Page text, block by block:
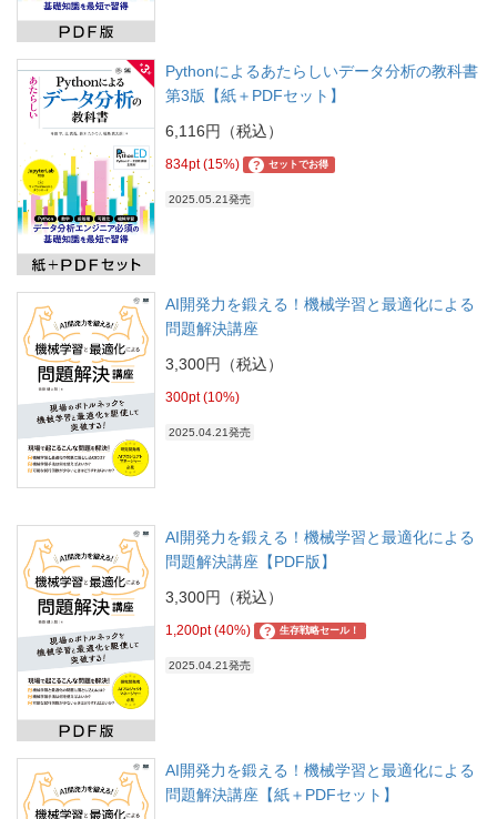
Pythonによるあたらしいデータ分析の教科書
第3版【紙＋PDFセット】
6,116円（税込）
834pt (15%) ? セットでお得
2025.05.21発売
AI開発力を鍛える！機械学習と最適化による
問題解決講座
3,300円（税込）
300pt (10%)
2025.04.21発売
AI開発力を鍛える！機械学習と最適化による
問題解決講座【PDF版】
3,300円（税込）
1,200pt (40%) ? 生存戦略セール！
2025.04.21発売
AI開発力を鍛える！機械学習と最適化による
問題解決講座【紙＋PDFセット】